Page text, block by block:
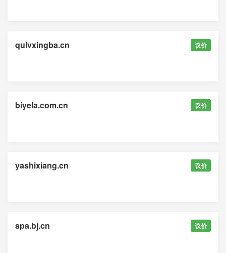
qulvxingba.cn 议价
biyela.com.cn 议价
yashixiang.cn 议价
spa.bj.cn 议价